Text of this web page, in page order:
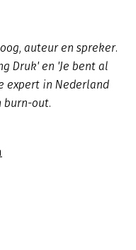
auteur en spreker.
Druk' en 'Je bent al
expert in Nederland
burn-out.